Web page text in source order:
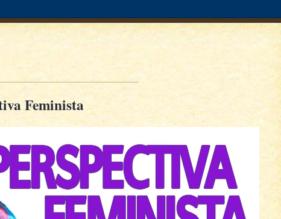
Feminista